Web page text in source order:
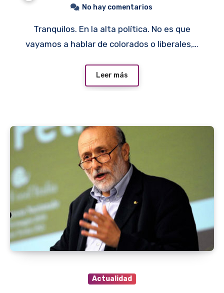
No hay comentarios
Tranquilos. En la alta política. No es que
vayamos a hablar de colorados o liberales,…
Leer más
Actualidad